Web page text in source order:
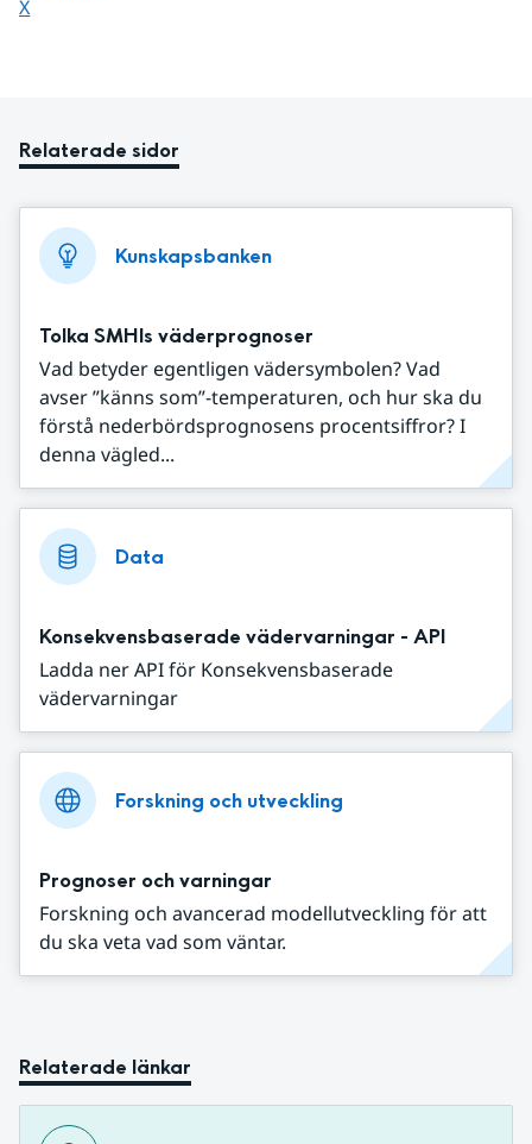
Dela sidan på
X
Relaterade sidor
Kunskapsbanken
Tolka SMHIs väderprognoser
Vad betyder egentligen vädersymbolen? Vad
avser ”känns som”-temperaturen, och hur ska du
förstå nederbördsprognosens procentsiffror? I
denna vägled...
Data
Konsekvensbaserade vädervarningar - API
Ladda ner API för Konsekvensbaserade
vädervarningar
Forskning och utveckling
Prognoser och varningar
Forskning och avancerad modellutveckling för att
du ska veta vad som väntar.
Relaterade länkar